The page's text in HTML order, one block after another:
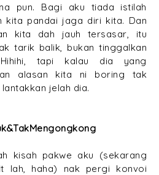
pun. Bagi aku tiada istilah
kita pandai jaga diri kita. Dan
kita dah jauh tersasar, itu
tarik balik, bukan tinggalkan
tapi kalau dia yang
alasan kita ni boring tak
jelah dia.
kisah pakwe aku (sekarang
lah, haha) nak pergi konvoi